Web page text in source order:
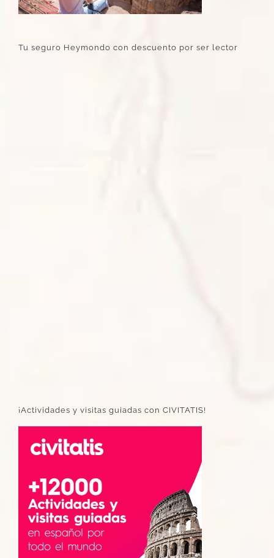
Tu seguro Heymondo con descuento por ser lector
¡Actividades y visitas guiadas con CIVITATIS!